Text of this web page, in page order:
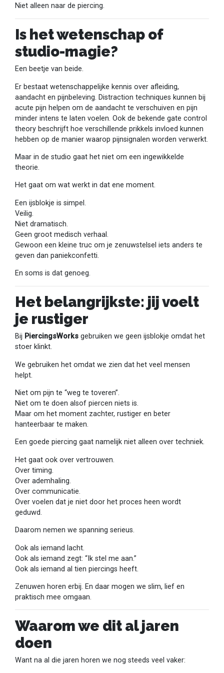
Niet alleen naar de piercing.
Is het wetenschap of
studio-magie?
Een beetje van beide.
Er bestaat wetenschappelijke kennis over afleiding,
aandacht en pijnbeleving. Distraction techniques kunnen bij
acute pijn helpen om de aandacht te verschuiven en pijn
minder intens te laten voelen. Ook de bekende gate control
theory beschrijft hoe verschillende prikkels invloed kunnen
hebben op de manier waarop pijnsignalen worden verwerkt.
Maar in de studio gaat het niet om een ingewikkelde
theorie.
Het gaat om wat werkt in dat ene moment.
Een ijsblokje is simpel.
Veilig.
Niet dramatisch.
Geen groot medisch verhaal.
Gewoon een kleine truc om je zenuwstelsel iets anders te
geven dan paniekconfetti.
En soms is dat genoeg.
Het belangrijkste: jij voelt
je rustiger
Bij PiercingsWorks gebruiken we geen ijsblokje omdat het
stoer klinkt.
We gebruiken het omdat we zien dat het veel mensen
helpt.
Niet om pijn te “weg te toveren”.
Niet om te doen alsof piercen niets is.
Maar om het moment zachter, rustiger en beter
hanteerbaar te maken.
Een goede piercing gaat namelijk niet alleen over techniek.
Het gaat ook over vertrouwen.
Over timing.
Over ademhaling.
Over communicatie.
Over voelen dat je niet door het proces heen wordt
geduwd.
Daarom nemen we spanning serieus.
Ook als iemand lacht.
Ook als iemand zegt: “Ik stel me aan.”
Ook als iemand al tien piercings heeft.
Zenuwen horen erbij. En daar mogen we slim, lief en
praktisch mee omgaan.
Waarom we dit al jaren
doen
Want na al die jaren horen we nog steeds veel vaker: